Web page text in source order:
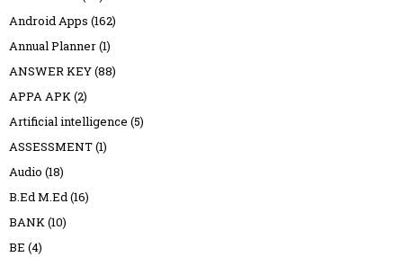
Android Apps (162)
Annual Planner(1)
ANSWER KEY(88)
APPA APK(2)
Artificial intelligence (5)
ASSESSMENT(1)
Audio (18)
B.Ed M.Ed(16)
BANK(10)
BE (4)